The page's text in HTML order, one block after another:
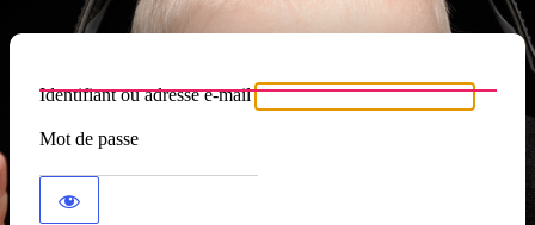
Identifiant ou adresse e-mail
Mot de passe